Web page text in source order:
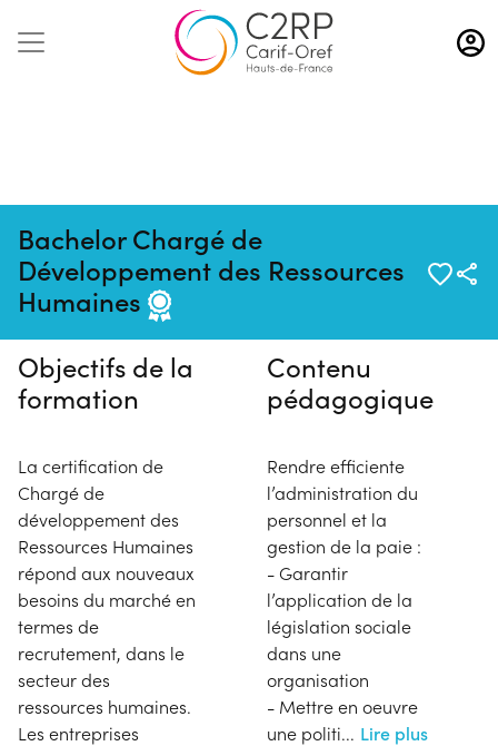
Aller
au
contenu
Bachelor Chargé de
Développement des Ressources
Humaines
Pas de session programmée en
ce moment
Objectifs de la
formation
La certification de
Chargé de
développement des
Ressources Humaines
répond aux nouveaux
besoins du marché en
termes de
recrutement, dans le
secteur des
ressources humaines.
Les entreprises
Contenu
pédagogique
Rendre efficiente
l’administration du
personnel et la
gestion de la paie :
- Garantir
l’application de la
législation sociale
dans une
organisation
- Mettre en oeuvre
une politi... Lire plus